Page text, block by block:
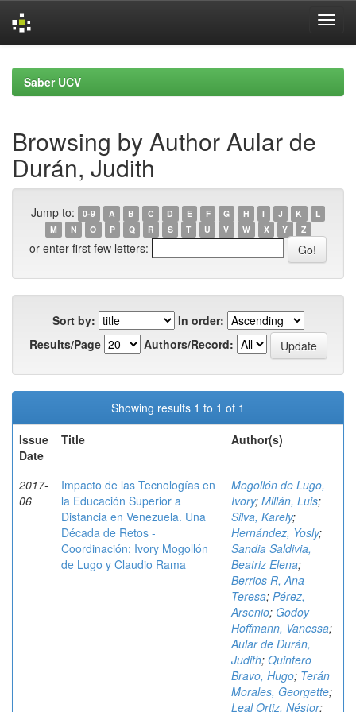
navigationSaber UCV
Browsing by Author Aular de
Durán, Judith
Jump to: 0-9 A B C D E F G H I J K
L
M
N O P Q R S T U V W X Y Z
or enter first few letters:
Sort by:
In order:
Results/Page
Authors/Record:
Showing results 1 to 1 of 1
Issue
Date
Title Author(s)
2017-
06
Impacto de las Tecnologías en
la Educación Superior a
Distancia en Venezuela. Una
Década de Retos -
Coordinación: Ivory Mogollón
de Lugo y Claudio Rama
Mogollón de Lugo,
Ivory; Millán, Luis;
Silva, Karely;
Hernández, Yosly;
Sandia Saldivia,
Beatriz Elena;
Berrios R, Ana
Teresa; Pérez,
Arsenio; Godoy
Hoffmann, Vanessa;
Aular de Durán,
Judith; Quintero
Bravo, Hugo; Terán
Morales, Georgette;
Leal Ortiz, Néstor;